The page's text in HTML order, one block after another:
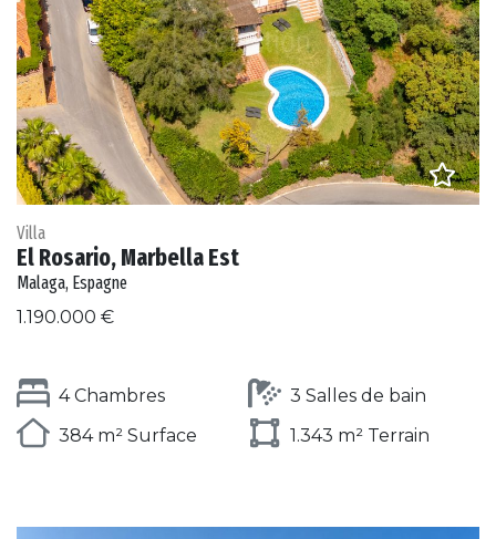
Villa
El Rosario, Marbella Est
Malaga, Espagne
1.190.000 €
4 Chambres
3 Salles de bain
384 m² Surface
1.343 m² Terrain